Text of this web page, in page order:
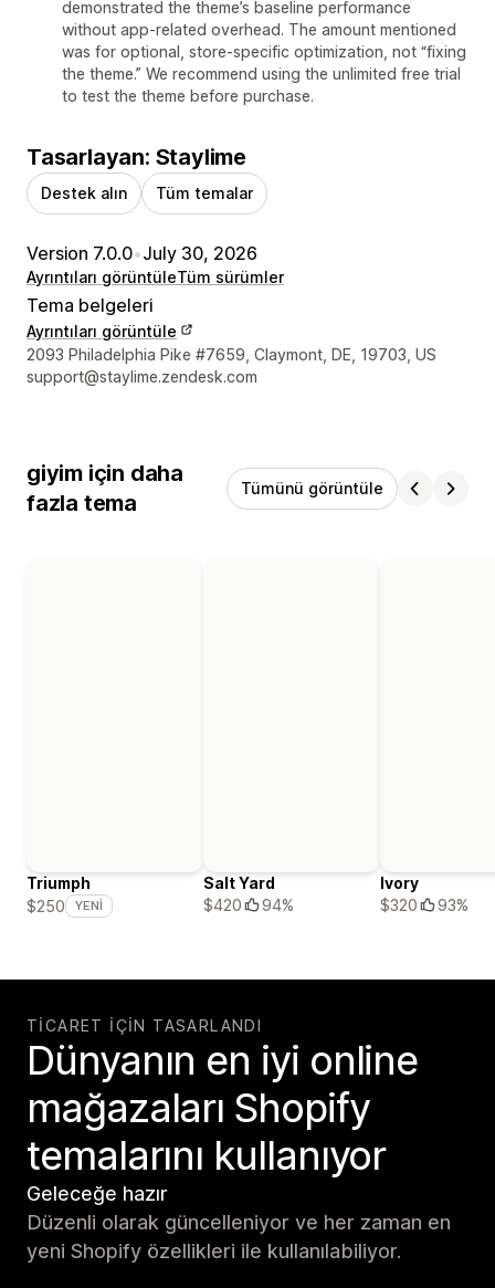
demonstrated the theme’s baseline performance
without app-related overhead. The amount mentioned
was for optional, store-specific optimization, not “fixing
the theme.” We recommend using the unlimited free trial
to test the theme before purchase.
Tasarlayan: Staylime
Destek alın Tüm temalar
Version 7.0.0•July 30, 2026
Ayrıntıları görüntüleTüm sürümler
Tema belgeleri
Ayrıntıları görüntüle
Tasarımcı iletişim bilgileri
2093 Philadelphia Pike #7659, Claymont, DE, 19703, US
support@staylime.zendesk.com
giyim için daha
fazla tema
Tümünü görüntüle
Triumph
$250
YENI
Salt Yard
$420
94%
Ivory
$320
93%
TICARET IÇIN TASARLANDI
Dünyanın en iyi online
mağazaları Shopify
temalarını kullanıyor
Geleceğe hazır
Düzenli olarak güncelleniyor ve her zaman en
yeni Shopify özellikleri ile kullanılabiliyor.